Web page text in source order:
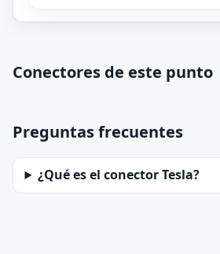
Conectores de este punto
Preguntas frecuentes
¿Qué es el conector Tesla?